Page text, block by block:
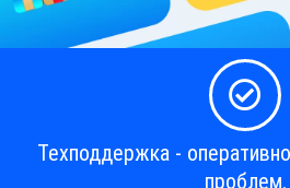
Техподдержка -
проблем.